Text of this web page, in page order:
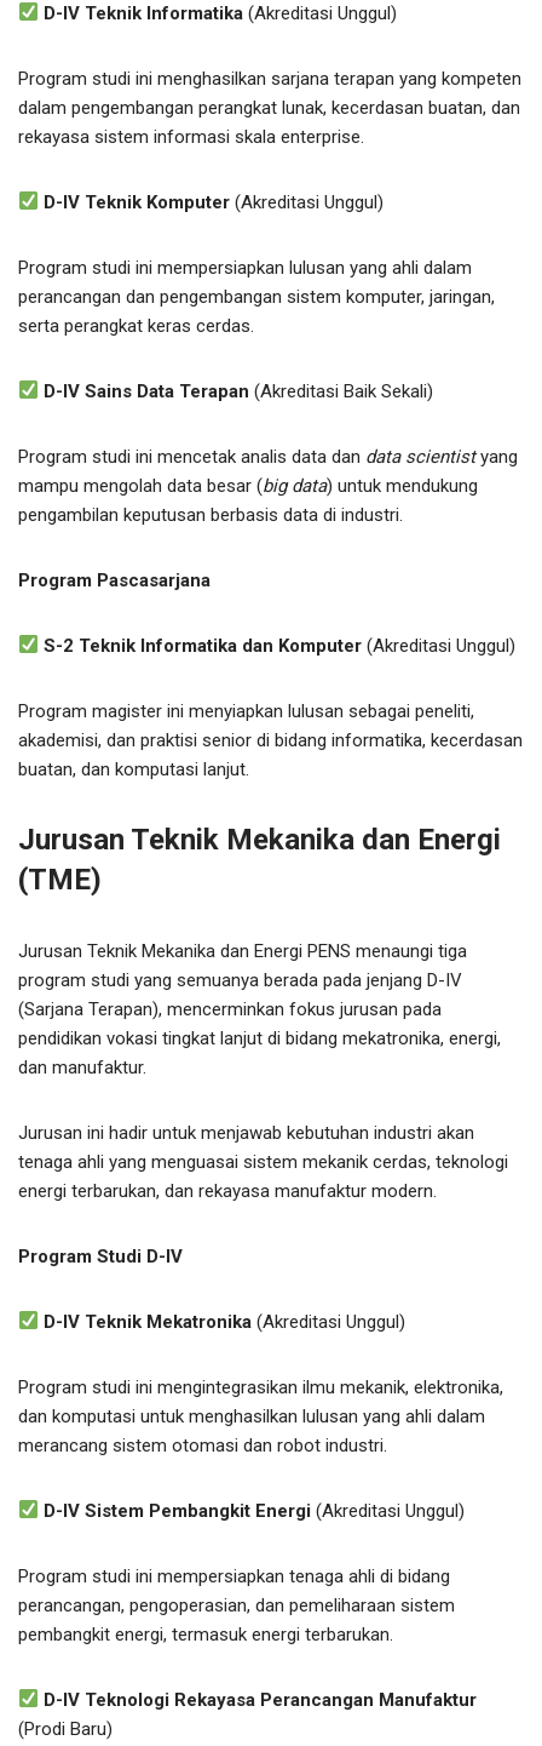
D-IV Teknik Informatika (Akreditasi Unggul)
Program studi ini menghasilkan sarjana terapan yang kompeten
dalam pengembangan perangkat lunak, kecerdasan buatan, dan
rekayasa sistem informasi skala enterprise.
D-IV Teknik Komputer (Akreditasi Unggul)
Program studi ini mempersiapkan lulusan yang ahli dalam
perancangan dan pengembangan sistem komputer, jaringan,
serta perangkat keras cerdas.
D-IV Sains Data Terapan (Akreditasi Baik Sekali)
Program studi ini mencetak analis data dan data scientistyang
mampu mengolah data besar (big data) untuk mendukung
pengambilan keputusan berbasis data di industri.
Program Pascasarjana
S-2 Teknik Informatika dan Komputer (Akreditasi Unggul)
Program magister ini menyiapkan lulusan sebagai peneliti,
akademisi, dan praktisi senior di bidang informatika, kecerdasan
buatan, dan komputasi lanjut.
Jurusan Teknik Mekanika dan Energi
(TME)
Jurusan Teknik Mekanika dan Energi PENS menaungi tiga
program studi yang semuanya berada pada jenjang D-IV
(Sarjana Terapan), mencerminkan fokus jurusan pada
pendidikan vokasi tingkat lanjut di bidang mekatronika, energi,
dan manufaktur.
Jurusan ini hadir untuk menjawab kebutuhan industri akan
tenaga ahli yang menguasai sistem mekanik cerdas, teknologi
energi terbarukan, dan rekayasa manufaktur modern.
Program Studi D-IV
D-IV Teknik Mekatronika (Akreditasi Unggul)
Program studi ini mengintegrasikan ilmu mekanik, elektronika,
dan komputasi untuk menghasilkan lulusan yang ahli dalam
merancang sistem otomasi dan robot industri.
D-IV Sistem Pembangkit Energi (Akreditasi Unggul)
Program studi ini mempersiapkan tenaga ahli di bidang
perancangan, pengoperasian, dan pemeliharaan sistem
pembangkit energi, termasuk energi terbarukan.
D-IV Teknologi Rekayasa Perancangan Manufaktur
(Prodi Baru)